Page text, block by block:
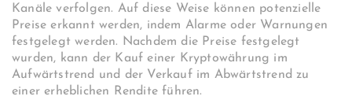
Kanäle verfolgen. Auf diese Weise können potenzielle
Preise erkannt werden, indem Alarme oder Warnungen
festgelegt werden. Nachdem die Preise festgelegt
wurden, kann der Kauf einer Kryptowährung im
Aufwärtstrend und der Verkauf im Abwärtstrend zu
einer erheblichen Rendite führen.